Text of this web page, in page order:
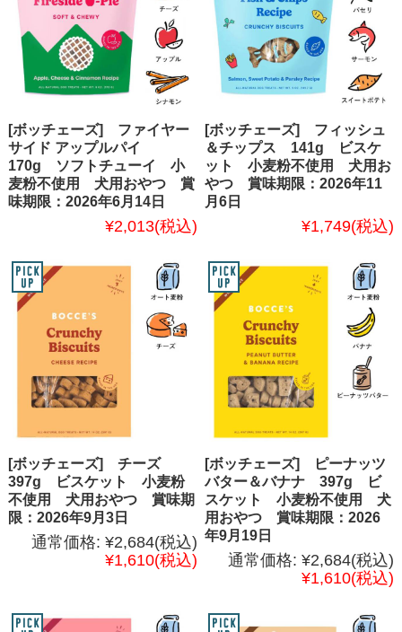
[ボッチェーズ] ファイヤー
サイド アップルパイ
170g ソフトチューイ 小
麦粉不使用 犬用おやつ 賞
味期限：2026年6月14日
¥2,013(税込)
[ボッチェーズ] フィッシュ
＆チップス 141g ビスケ
ット 小麦粉不使用 犬用お
やつ 賞味期限：2026年11
月6日
¥1,749(税込)
[ボッチェーズ] チーズ
397g ビスケット 小麦粉
不使用 犬用おやつ 賞味期
限：2026年9月3日
通常価格: ¥2,684(税込)
¥1,610(税込)
[ボッチェーズ] ピーナッツ
バター＆バナナ 397g ビ
スケット 小麦粉不使用 犬
用おやつ 賞味期限：2026
年9月19日
通常価格: ¥2,684(税込)
¥1,610(税込)